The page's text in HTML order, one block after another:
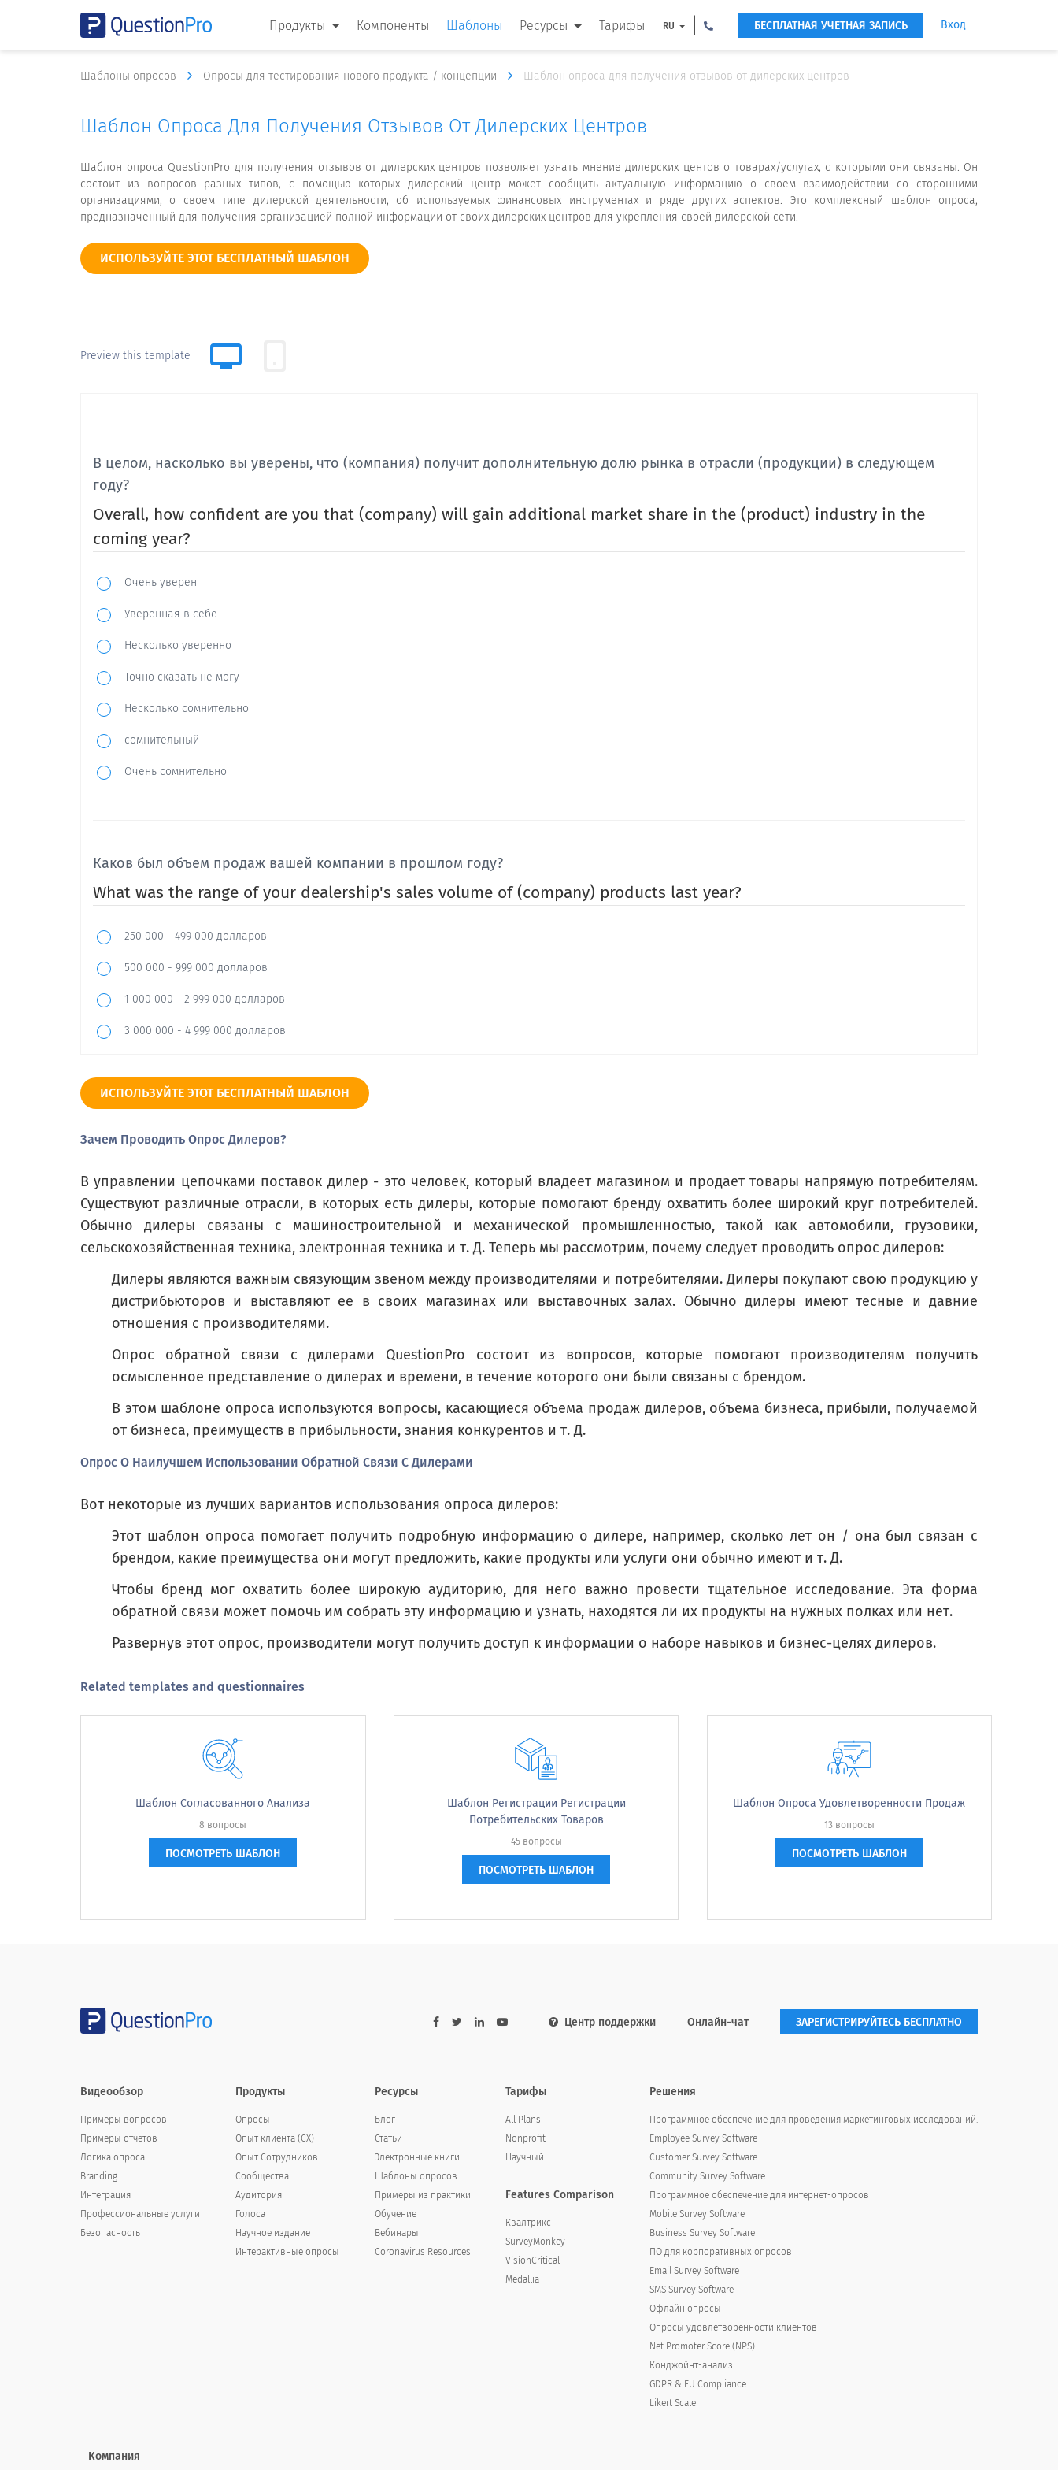
Продукты Компоненты Шаблоны Ресурсы Тарифы RU БЕСПЛАТНАЯ УЧЕТНАЯ ЗАПИСЬ Вход
Шаблоны опросов Опросы для тестирования нового продукта / концепции Шаблон опроса для получения отзывов от дилерских центров
Шаблон Опроса Для Получения Отзывов От Дилерских Центров
Шаблон опроса QuestionPro для получения отзывов от дилерских центров позволяет узнать мнение дилерских центов о товарах/услугах, с которыми они связаны. Он
состоит из вопросов разных типов, с помощью которых дилерский центр может сообщить актуальную информацию о своем взаимодействии со сторонними
организациями, о своем типе дилерской деятельности, об используемых финансовых инструментах и ряде других аспектов. Это комплексный шаблон опроса,
предназначенный для получения организацией полной информации от своих дилерских центров для укрепления своей дилерской сети.
ИСПОЛЬЗУЙТЕ ЭТОТ БЕСПЛАТНЫЙ ШАБЛОН
Preview this template
В целом, насколько вы уверены, что (компания) получит дополнительную долю рынка в отрасли (продукции) в следующем
году?
Overall, how confident are you that (company) will gain additional market share in the (product) industry in the
coming year?
Очень уверен
Уверенная в себе
Несколько уверенно
Точно сказать не могу
Несколько сомнительно
сомнительный
Очень сомнительно
Каков был объем продаж вашей компании в прошлом году?
What was the range of your dealership's sales volume of (company) products last year?
250 000 - 499 000 долларов
500 000 - 999 000 долларов
1 000 000 - 2 999 000 долларов
3 000 000 - 4 999 000 долларов
10 000 000 - 19 999 000 долларов
Как долго вы были (компании) дилером?
How long have you been a (company) dealer?
1-5 лет
5-7 лет
Какая часть вашего бизнеса приходится на продукты (компании)?
How much of your business volume is accounted for by (company) products?
75% или больше
How much of your profit is derived from (company) products?
24% или меньше
50% - 74%
75% или больше
Строка 4
По сравнению с (лидером рынка), как (ваш продукт) дает преимущества в ситуациях продажи?
Compared to (market leader), how does (your product) offer advantages in selling situations?
ИСПОЛЬЗУЙТЕ ЭТОТ БЕСПЛАТНЫЙ ШАБЛОН
Зачем Проводить Опрос Дилеров?
В управлении цепочками поставок дилер - это человек, который владеет магазином и продает товары напрямую потребителям.
Существуют различные отрасли, в которых есть дилеры, которые помогают бренду охватить более широкий круг потребителей.
Обычно дилеры связаны с машиностроительной и механической промышленностью, такой как автомобили, грузовики,
сельскохозяйственная техника, электронная техника и т. Д. Теперь мы рассмотрим, почему следует проводить опрос дилеров:
Дилеры являются важным связующим звеном между производителями и потребителями. Дилеры покупают свою продукцию у
дистрибьюторов и выставляют ее в своих магазинах или выставочных залах. Обычно дилеры имеют тесные и давние
отношения с производителями.
Опрос обратной связи с дилерами QuestionPro состоит из вопросов, которые помогают производителям получить
осмысленное представление о дилерах и времени, в течение которого они были связаны с брендом.
В этом шаблоне опроса используются вопросы, касающиеся объема продаж дилеров, объема бизнеса, прибыли, получаемой
от бизнеса, преимуществ в прибыльности, знания конкурентов и т. Д.
Опрос О Наилучшем Использовании Обратной Связи С Дилерами
Вот некоторые из лучших вариантов использования опроса дилеров:
Этот шаблон опроса помогает получить подробную информацию о дилере, например, сколько лет он / она был связан с
брендом, какие преимущества они могут предложить, какие продукты или услуги они обычно имеют и т. Д.
Чтобы бренд мог охватить более широкую аудиторию, для него важно провести тщательное исследование. Эта форма
обратной связи может помочь им собрать эту информацию и узнать, находятся ли их продукты на нужных полках или нет.
Развернув этот опрос, производители могут получить доступ к информации о наборе навыков и бизнес-целях дилеров.
Related templates and questionnaires
Шаблон Согласованного Анализа
8 вопросы
ПОСМОТРЕТЬ ШАБЛОН
Шаблон Регистрации Регистрации
Потребительских Товаров
45 вопросы
ПОСМОТРЕТЬ ШАБЛОН
Шаблон Опроса Удовлетворенности Продаж
13 вопросы
ПОСМОТРЕТЬ ШАБЛОН
Центр поддержки Онлайн-чат ЗАРЕГИСТРИРУЙТЕСЬ БЕСПЛАТНО
Видеообзор
Примеры вопросов
Примеры отчетов
Логика опроса
Branding
Интеграция
Профессиональные услуги
Безопасность
Продукты
Опросы
Опыт клиента (СX)
Опыт Cотрудников
Сообщества
Аудитория
Голоса
Научное издание
Интерактивные опросы
Ресурсы
Блог
Статьи
Электронные книги
Шаблоны опросов
Примеры из практики
Обучение
Вебинары
Coronavirus Resources
Тарифы
All Plans
Nonprofit
Научный
Features Comparison
Квалтрикс
SurveyMonkey
VisionCritical
Medallia
Решения
Программное обеспечение для проведения маркетинговых исследований.
Employee Survey Software
Customer Survey Software
Community Survey Software
Программное обеспечение для интернет-опросов
Mobile Survey Software
Business Survey Software
ПО для корпоративных опросов
Email Survey Software
SMS Survey Software
Офлайн опросы
Опросы удовлетворенности клиентов
Net Promoter Score (NPS)
Конджойнт-анализ
GDPR & EU Compliance
Likert Scale
Компания